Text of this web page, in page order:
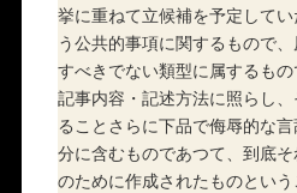
挙に重ねて立候補を予定して
う公共的事項に関するもので
すべきでない類型に属するも
記事内容・記述方法に照らし
ることさらに下品で侮辱的な
分に含むものであつて、到底
のために作成されたものとい